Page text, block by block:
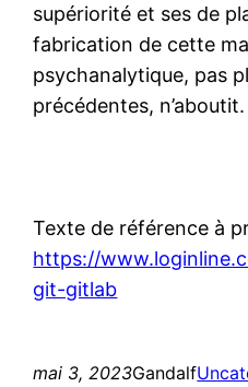
supériorité et ses de
fabrication de cette
psychanalytique, pas
précédentes, n’aboutit.
Texte de référence à
https://
git-gitlab
mai 3, 2023Gandalf